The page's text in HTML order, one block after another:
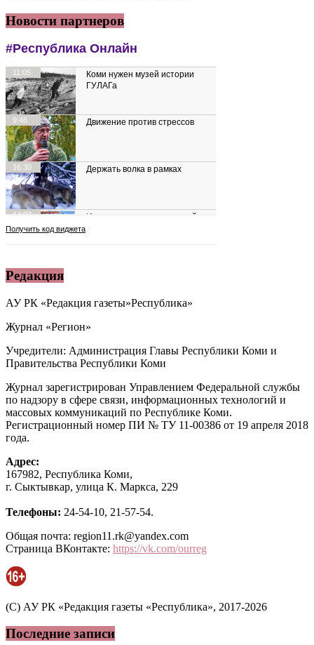
Новости партнеров
Редакция
АУ РК «Редакция газеты»Республика»
Журнал «Регион»
Учредители: Администрация Главы Республики Коми и
Правительства Республики Коми
Журнал зарегистрирован Управлением Федеральной службы
по надзору в сфере связи, информационных технологий и
массовых коммуникаций по Республике Коми.
Регистрационный номер ПИ № ТУ 11-00386 от 19 апреля 2018
года.
Адрес:
167982, Республика Коми,
г. Сыктывкар, улица К. Маркса, 229
Телефоны: 24-54-10, 21-57-54.
Общая почта: region11.rk@yandex.com
Страница ВКонтакте: https://vk.com/ourreg
(C) АУ РК «Редакция газеты «Республика», 2017-2026
Последние записи